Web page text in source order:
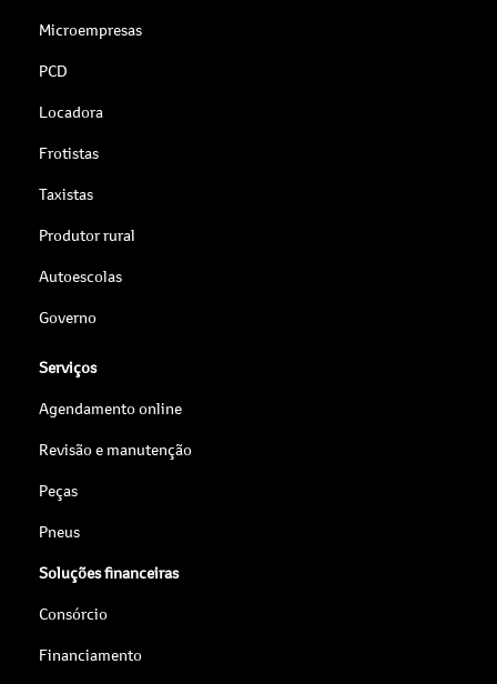
Microempresas
PCD
Locadora
Frotistas
Taxistas
Produtor rural
Autoescolas
Governo
Serviços
Agendamento online
Revisão e manutenção
Peças
Pneus
Soluções financeiras
Consórcio
Financiamento